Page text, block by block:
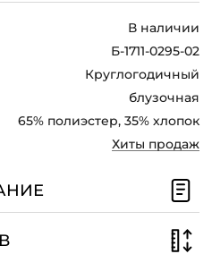
В наличии
Б-1711-0295-02
Круглогодичный
блузочная
65% полиэстер, 35% хлопок
Хиты продаж